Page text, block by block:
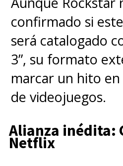
aseguraron.
El Volumen 2 de
temporada ya
en Netflix , el
camino listo para
desenlace.
confirmado si
será catalogado
3”, su formato
marcar un hito
de videojuegos.
Alianza inédita:
Netflix